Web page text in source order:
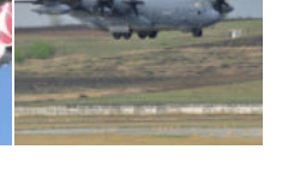
An124, RA-82013